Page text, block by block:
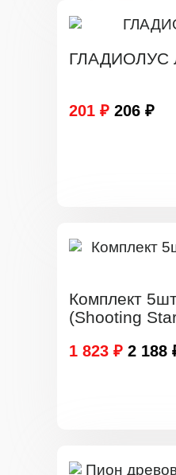
201 ₽ 206 ₽
Комплект
(Shooting
1 823 ₽ 2 188